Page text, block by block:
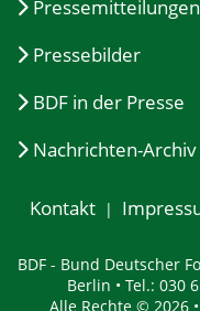
Pressemitteilungen
Pressebilder
BDF in der Presse
Nachrichten-Archiv
Kontakt
BDF - Bund Deutscher
Berlin • Tel.: 030
Alle Rechte © 2026